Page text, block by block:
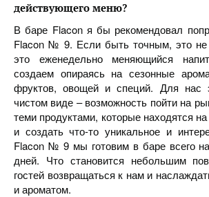
действующего меню?
В баре Flacon я бы рекомендовал
Flacon № 9. Если быть точным, это не
это еженедельно меняющийся
создаем опираясь на сезонные
фруктов, овощей и специй. Для нас
чистом виде – возможность пойти на
теми продуктами, которые находятся на
и создать что-то уникальное и
Flacon № 9 мы готовим в баре всего
дней. Что становится небольшим
гостей возвращаться к нам и
и ароматом.